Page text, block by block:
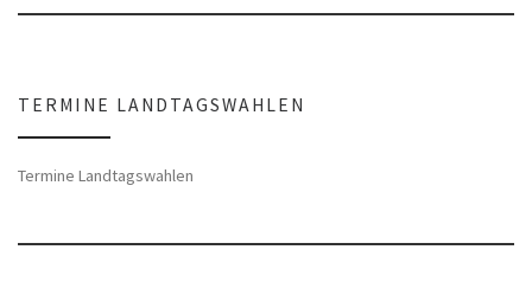
TERMINE LANDTAGSWAHLEN
Termine Landtagswahlen